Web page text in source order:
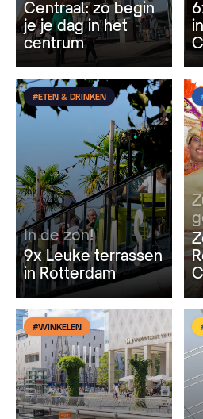
Centraal: zo begin
je je dag in het
centrum
#ETEN & DRINKEN
In de zon!
9x Leuke terrassen
in Rotterdam
#WINKELEN